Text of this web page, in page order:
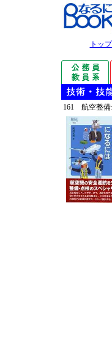
トッ
161 航空整備